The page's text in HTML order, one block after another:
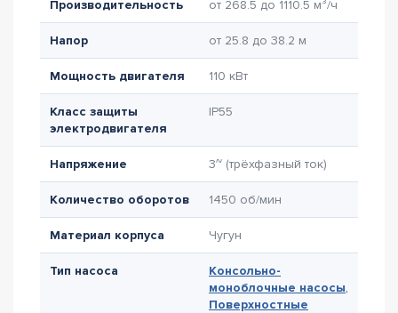
Производительность от 268.5 до 1110.5 м³/ч
Напор от 25.8 до 38.2 м
Мощность двигателя 110 кВт
Класс защиты
электродвигателя
IP55
Напряжение 3~ (трёхфазный ток)
Количество оборотов 1450 об/мин
Материал корпуса Чугун
Тип насоса
Консольно-
моноблочные насосы,
Поверхностные